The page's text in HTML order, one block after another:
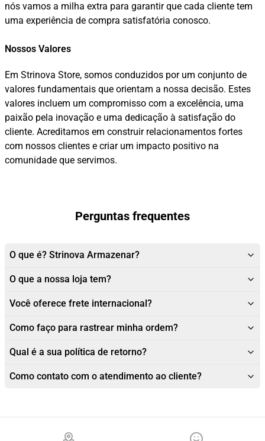
nós vamos a milha extra para garantir que cada cliente tem
uma experiência de compra satisfatória conosco.
Nossos Valores
Em Strinova Store, somos conduzidos por um conjunto de
valores fundamentais que orientam a nossa decisão. Estes
valores incluem um compromisso com a excelência, uma
paixão pela inovação e uma dedicação à satisfação do
cliente. Acreditamos em construir relacionamentos fortes
com nossos clientes e criar um impacto positivo na
comunidade que servimos.
Perguntas frequentes
O que é? Strinova Armazenar?
O que a nossa loja tem?
Você oferece frete internacional?
Como faço para rastrear minha ordem?
Qual é a sua política de retorno?
Como contato com o atendimento ao cliente?